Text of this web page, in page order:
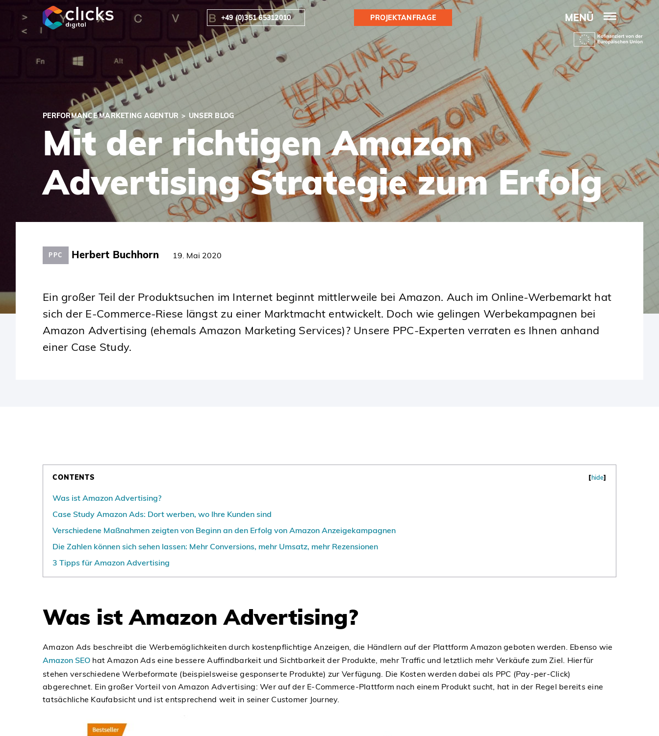
+49 (0)351 65312010 PROJEKTANFRAGE MENÜ
PERFORMANCE MARKETING AGENTUR UNSER BLOG
Mit der richtigen Amazon
Advertising Strategie zum Erfolg
PPC Herbert Buchhorn 19. Mai 2020
Ein großer Teil der Produktsuchen im Internet beginnt mittlerweile bei Amazon. Auch im Online-Werbemarkt hat
sich der E-Commerce-Riese längst zu einer Marktmacht entwickelt. Doch wie gelingen Werbekampagnen bei
Amazon Advertising (ehemals Amazon Marketing Services)? Unsere PPC-Experten verraten es Ihnen anhand
einer Case Study.
CONTENTS [hide]
Was ist Amazon Advertising?
Case Study Amazon Ads: Dort werben, wo Ihre Kunden sind
Verschiedene Maßnahmen zeigten von Beginn an den Erfolg von Amazon Anzeigekampagnen
Die Zahlen können sich sehen lassen: Mehr Conversions, mehr Umsatz, mehr Rezensionen
3 Tipps für Amazon Advertising
Was ist Amazon Advertising?
Amazon Ads beschreibt die Werbemöglichkeiten durch kostenpflichtige Anzeigen, die Händlern auf der Plattform Amazon geboten werden. Ebenso wie
Amazon SEO hat Amazon Ads eine bessere Auffindbarkeit und Sichtbarkeit der Produkte, mehr Traffic und letztlich mehr Verkäufe zum Ziel. Hierfür
stehen verschiedene Werbeformate (beispielsweise gesponserte Produkte) zur Verfügung. Die Kosten werden dabei als PPC (Pay-per-Click)
abgerechnet. Ein großer Vorteil von Amazon Advertising: Wer auf der E-Commerce-Plattform nach einem Produkt sucht, hat in der Regel bereits eine
tatsächliche Kaufabsicht und ist entsprechend weit in seiner Customer Journey.